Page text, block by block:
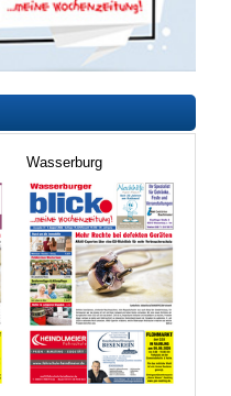
Wasserburg